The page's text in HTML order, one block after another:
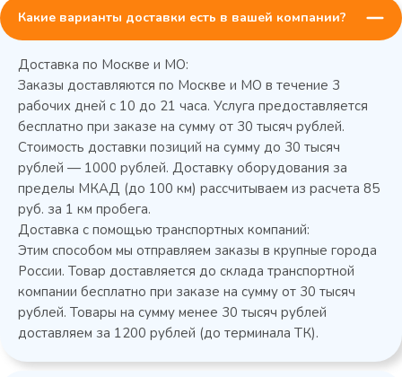
Колода разрубочная КР-5/5
Какие варианты доставки есть в вашей компании?
Доставка по Москве и МО:
Заказы доставляются по Москве и МО в течение 3
рабочих дней с 10 до 21 часа. Услуга предоставляется
бесплатно при заказе на сумму от 30 тысяч рублей.
Стоимость доставки позиций на сумму до 30 тысяч
рублей — 1000 рублей. Доставку оборудования за
пределы МКАД (до 100 км) рассчитываем из расчета 85
руб. за 1 км пробега.
Доставка с помощью транспортных компаний:
Этим способом мы отправляем заказы в крупные города
России. Товар доставляется до склада транспортной
компании бесплатно при заказе на сумму от 30 тысяч
рублей. Товары на сумму менее 30 тысяч рублей
доставляем за 1200 рублей (до терминала ТК).